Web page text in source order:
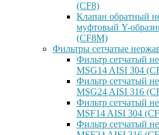
(CF8)
Клапан обратный
муфтовый Y-
(CF8М)
Фильтры сетчатые
Фильтр сетчатый
MSG14 AISI 304
Фильтр сетчатый
MSG24 AISI 316
Фильтр сетчатый
MSF14 AISI 304
Фильтр сетчатый